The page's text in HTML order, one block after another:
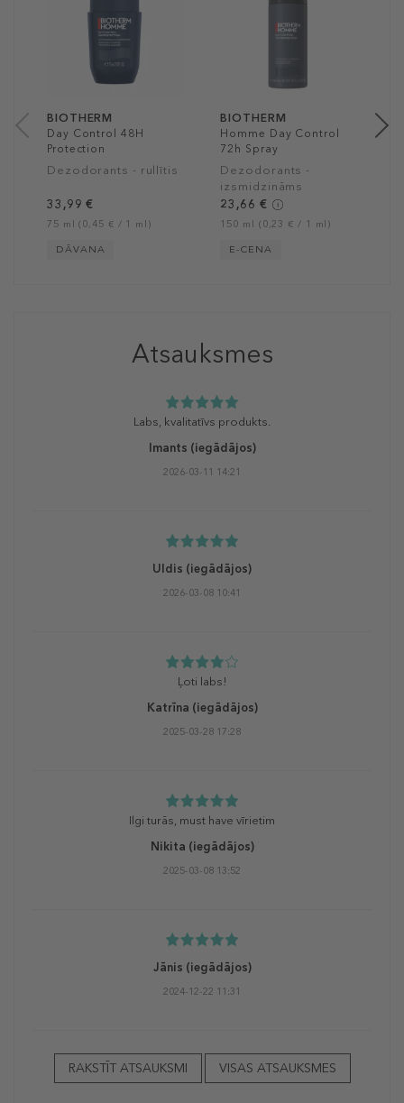
BIOTHERM
Day Control 48H
Protection
Dezodorants - rullītis
33,99 €
75 ml (0,45 € / 1 ml)
DĀVANA
BIOTHERM
Homme Day Control
72h Spray
Dezodorants -
izsmidzināms
23,66 €
150 ml (0,23 € / 1 ml)
E-CENA
Atsauksmes
Labs, kvalitatīvs produkts.
Imants (iegādājos)
2026-03-11 14:21
Uldis (iegādājos)
2026-03-08 10:41
Ļoti labs!
Katrīna (iegādājos)
2025-03-28 17:28
Ilgi turās, must have vīrietim
Nikita (iegādājos)
2025-03-08 13:52
Jānis (iegādājos)
2024-12-22 11:31
RAKSTĪT ATSAUKSMI VISAS ATSAUKSMES